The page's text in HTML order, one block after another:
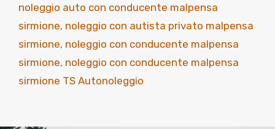
noleggio auto con conducente malpensa
sirmione, noleggio con autista privato malpensa
sirmione, noleggio con conducente malpensa
sirmione, noleggio con conducente malpensa
sirmione TS Autonoleggio